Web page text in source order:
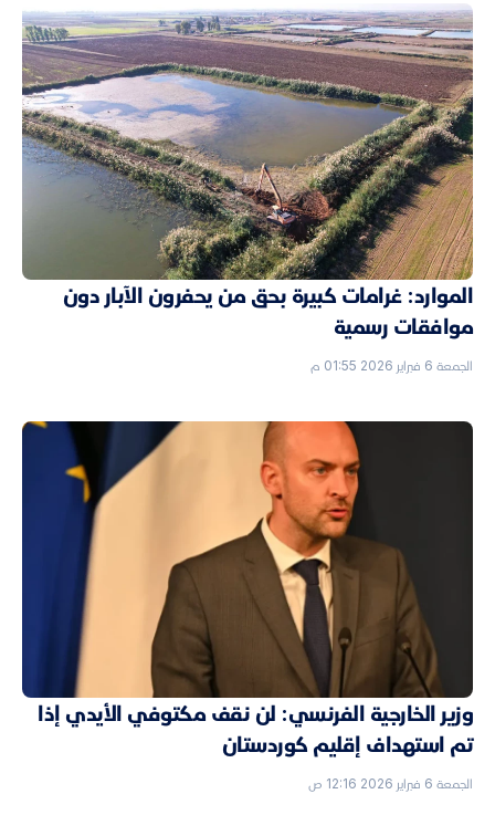
الموارد: غرامات كبيرة بحق من يحفرون الآبار دون
موافقات رسمية
الجمعة 6 فبراير 2026 01:55 م
وزير الخارجية الفرنسي: لن نقف مكتوفي الأيدي إذا
تم استهداف إقليم كوردستان
الجمعة 6 فبراير 2026 12:16 ص